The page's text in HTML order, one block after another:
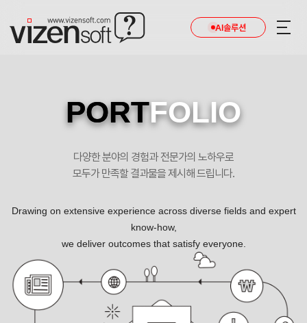
AI솔루션
이사하는 날! 고민하지 말고 영구크린 모바일 홈페이지로! 포트폴리오
PORTFOLIO
다양한 분야의 경험과 전문가의 노하우로
모두가 만족할 결과물을 제시해 드립니다.
Drawing on extensive experience across diverse fields and expert
know-how,
we deliver outcomes that satisfy everyone.